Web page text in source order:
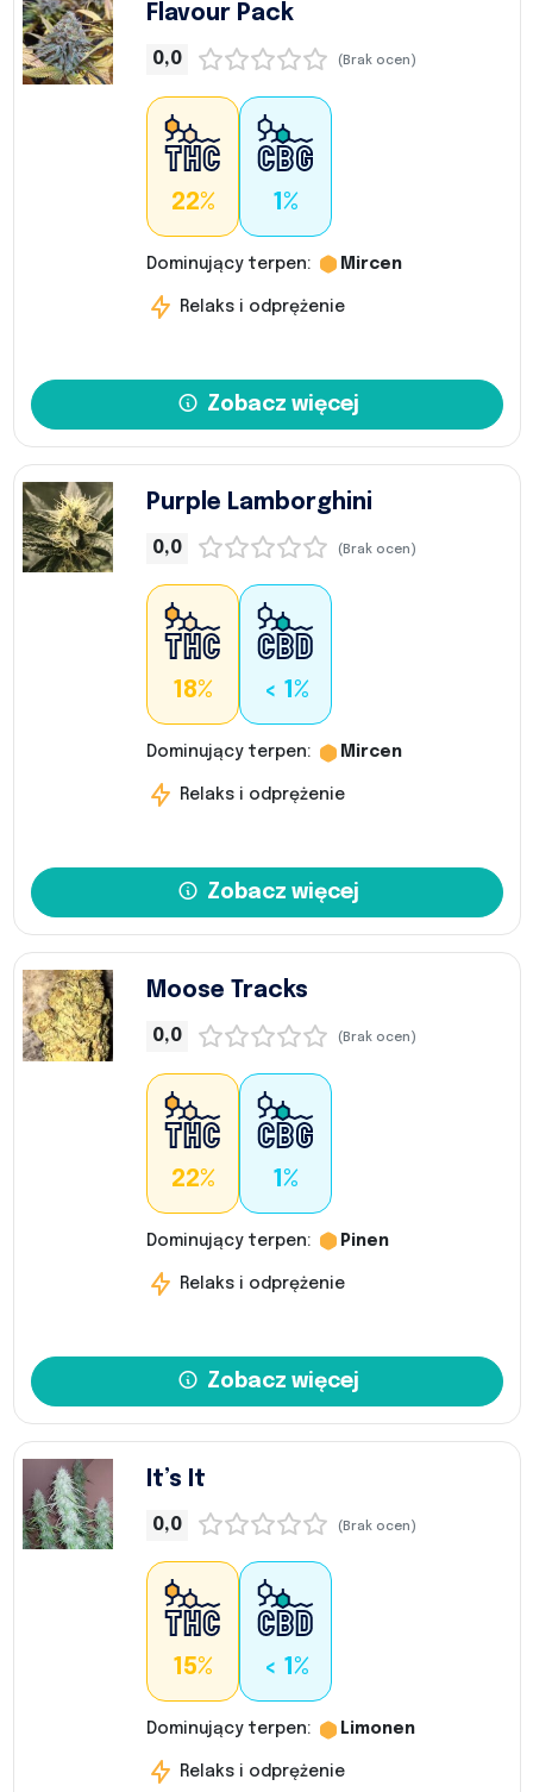
Flavour Pack
0,0 (Brak ocen)
22% 1%
Dominujący terpen: Mircen
Relaks i odprężenie
Zobacz więcej
Purple Lamborghini
0,0 (Brak ocen)
18% < 1%
Dominujący terpen: Mircen
Relaks i odprężenie
Zobacz więcej
Moose Tracks
0,0 (Brak ocen)
22% 1%
Dominujący terpen: Pinen
Relaks i odprężenie
Zobacz więcej
It’s It
0,0 (Brak ocen)
15% < 1%
Dominujący terpen: Limonen
Relaks i odprężenie